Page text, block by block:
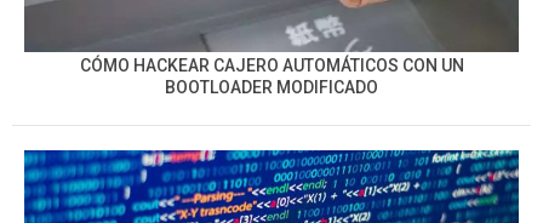
CÓMO HACKEAR CAJERO AUTOMÁTICOS CON UN
BOOTLOADER MODIFICADO